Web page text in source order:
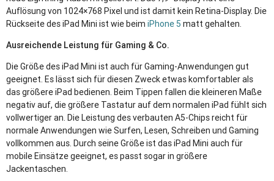
Auflösung von 1024×768 Pixel und ist damit kein Retina-Display. Die
Rückseite des iPad Mini ist wie beim iPhone 5 matt gehalten.
Ausreichende Leistung für Gaming & Co.
Die Größe des iPad Mini ist auch für Gaming-Anwendungen gut
geeignet. Es lässt sich für diesen Zweck etwas komfortabler als
das größere iPad bedienen. Beim Tippen fallen die kleineren Maße
negativ auf, die größere Tastatur auf dem normalen iPad fühlt sich
vollwertiger an. Die Leistung des verbauten A5-Chips reicht für
normale Anwendungen wie Surfen, Lesen, Schreiben und Gaming
vollkommen aus. Durch seine Größe ist das iPad Mini auch für
mobile Einsätze geeignet, es passt sogar in größere
Jackentaschen.